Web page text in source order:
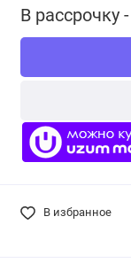
В рассрочку -
В избранное